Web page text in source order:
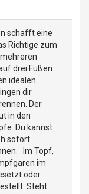
schafft eine
Richtige zum
drei Füßen
idealen
dir
Der
in den
Du kannst
sofort
Im Topf,
im
oder
Steht